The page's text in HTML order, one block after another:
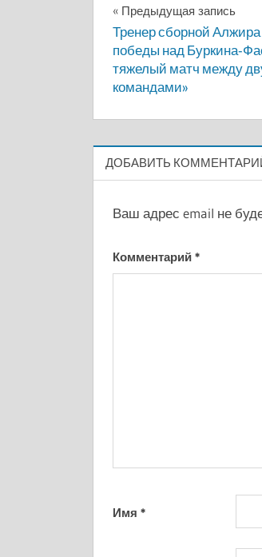
Навигация
по
записям
Предыдущая запись
Тренер сборной
победы над Буркина-
тяжелый матч между
командами»
ДОБАВИТЬ
Ваш адрес email не
Комментарий *
Имя *